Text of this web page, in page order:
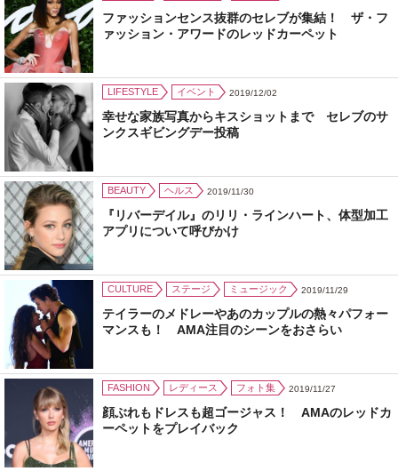
ファッションセンス抜群のセレブが集結！ ザ・フ
ァッション・アワードのレッドカーペット
LIFESTYLE イベント 2019/12/02
幸せな家族写真からキスショットまで セレブのサ
ンクスギビングデー投稿
BEAUTY ヘルス 2019/11/30
『リバーデイル』のリリ・ラインハート、体型加工
アプリについて呼びかけ
CULTURE ステージ ミュージック 2019/11/29
テイラーのメドレーやあのカップルの熱々パフォー
マンスも！ AMA注目のシーンをおさらい
FASHION レディース フォト集 2019/11/27
顔ぶれもドレスも超ゴージャス！ AMAのレッドカ
ーペットをプレイバック